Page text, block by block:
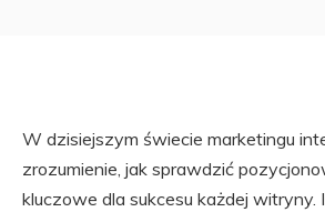
W dzisiejszym świecie marketingu
zrozumienie, jak sprawdzić
kluczowe dla sukcesu każdej witryny.